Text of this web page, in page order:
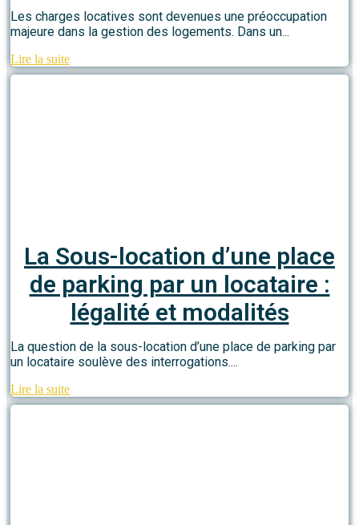
Les charges locatives sont devenues une préoccupation
majeure dans la gestion des logements. Dans un...
Lire la suite
La Sous-location d’une place
de parking par un locataire :
légalité et modalités
La question de la sous-location d’une place de parking par
un locataire soulève des interrogations....
Lire la suite